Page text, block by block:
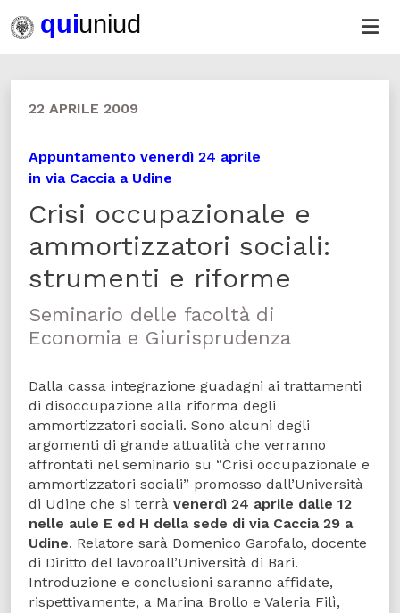
22 APRILE 2009
Appuntamento venerdì 24 aprile
in via Caccia a Udine
Crisi occupazionale e
ammortizzatori sociali:
strumenti e riforme
Seminario delle facoltà di
Economia e Giurisprudenza
Dalla cassa integrazione guadagni ai trattamenti
di disoccupazione alla riforma degli
ammortizzatori sociali. Sono alcuni degli
argomenti di grande attualità che verranno
affrontati nel seminario su “Crisi occupazionale e
ammortizzatori sociali” promosso dall’Università
di Udine che si terrà venerdì 24 aprile dalle 12
nelle aule E ed H della sede di via Caccia 29 a
Udine. Relatore sarà Domenico Garofalo, docente
di Diritto del lavoroall’Università di Bari.
Introduzione e conclusioni saranno affidate,
rispettivamente, a Marina Brollo e Valeria Filì,